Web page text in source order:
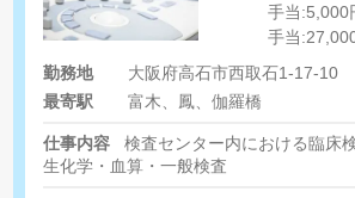
手当:5,000
手当
宅手当
格手当
当:6,000円
勤務地
大阪府高石市西取石1-17-10
最寄駅
富木、鳳、伽羅橋
仕事内容
検査センター内における臨床
生化学・血算・一般検査